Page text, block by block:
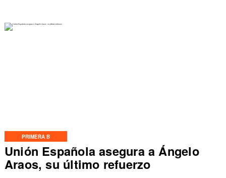
PRIMERA B
Unión Española asegura a Ángelo
Araos, su último refuerzo